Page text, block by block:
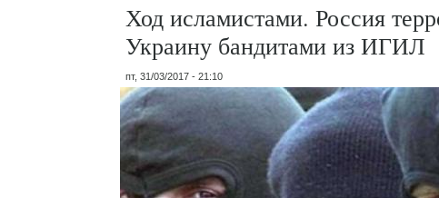
Ход исламистами. Россия
Украину бандитами из ИГИЛ
пт, 31/03/2017 - 21:10